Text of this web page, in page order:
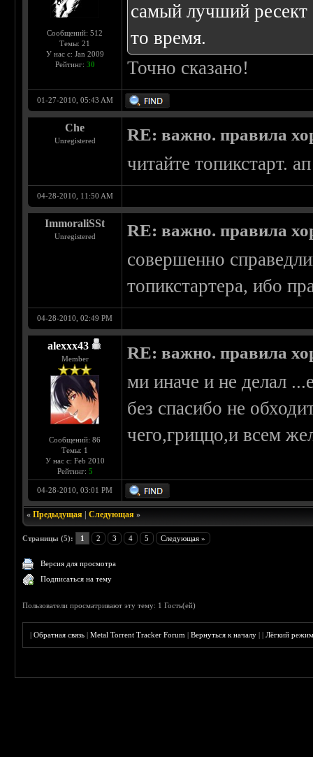
Сообщений: 512
Темы: 21
У нас с: Jan 2009
Рейтинг: 30
самый лучший ресект
то время.
Точно сказано!
01-27-2010, 05:43 AM
Che
Unregistered RE: важно. правила
читайте топикстарт.
04-28-2010, 11:50 AM
ImmoraliSSt
Unregistered RE: важно. правила
совершенно
топикстартера, ибо
04-28-2010, 02:49 PM
alexxx43
Member
Сообщений: 86
Темы: 1
У нас с: Feb 2010
Рейтинг: 5
RE: важно. правила
ми иначе и не делал
без спасибо не
чего,гриццо,и всем
04-28-2010, 03:01 PM
«Предыдущая |Следующая »
Страницы (5): 1 2 3 4 5 Следующая »
Версия для просмотра
Подписаться на тему
Пользователи просматривают эту тему: 1 Гость(ей)
|Обратная связь |Metal Torrent Tracker Forum |Вернуться к началу ||Лёгкий